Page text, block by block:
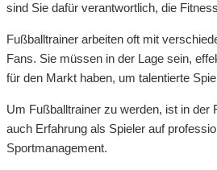
sind Sie dafür verantwortlich, die
Fußballtrainer arbeiten oft mit
Fans. Sie müssen in der Lage sein,
für den Markt haben, um talentierte
Um Fußballtrainer zu werden, ist in der
auch Erfahrung als Spieler auf
Sportmanagement.